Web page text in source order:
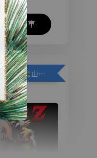
加入購物車
加購優惠【悟空 鳥山明紀念款 [奇蹟工作室]】